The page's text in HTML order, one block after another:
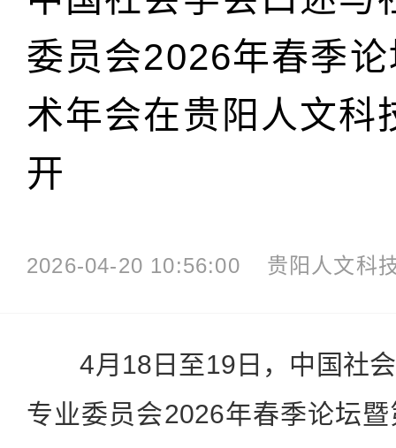
委员会2026年春季
术年会在贵阳人文科
开
2026-04-20 10:56:00 贵阳人文科
4月18日至19日，中国社
专业委员会2026年春季论坛